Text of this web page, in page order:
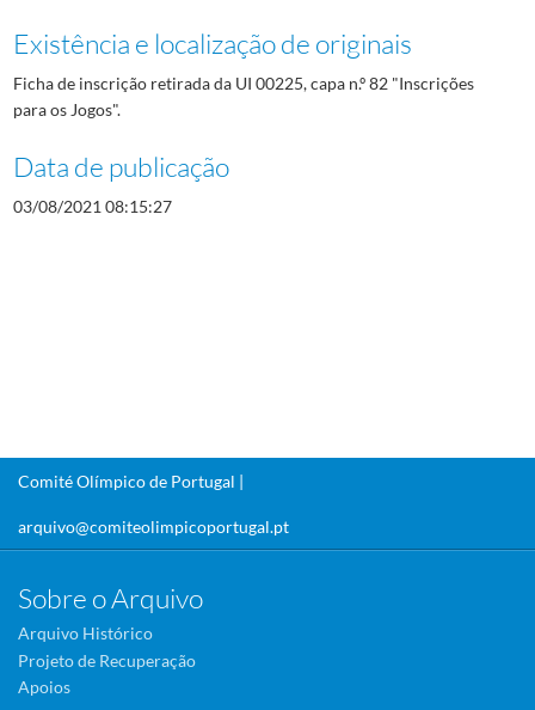
Existência e localização de originais
Ficha de inscrição retirada da UI 00225, capa n.º 82 "Inscrições
para os Jogos".
Data de publicação
03/08/2021 08:15:27
Comité Olímpico de Portugal |
arquivo@comiteolimpicoportugal.pt
Sobre o Arquivo
Arquivo Histórico
Projeto de Recuperação
Apoios